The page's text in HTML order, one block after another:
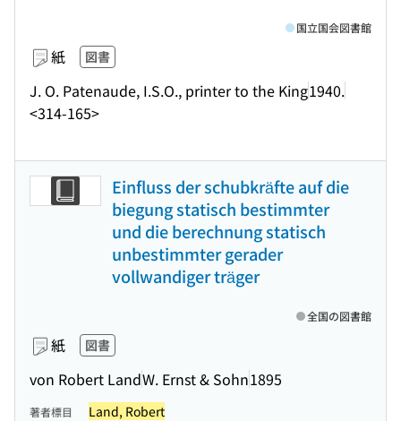
紙 図書
J. O. Patenaude, I.S.O., printer to the King1940.
<314-165>
国立国会図書館
Einfluss der schubkräfte auf die
biegung statisch bestimmter
und die berechnung statisch
unbestimmter gerader
vollwandiger träger
紙 図書
von Robert LandW. Ernst & Sohn1895
全国の図書館
著者標目 Land, Robert